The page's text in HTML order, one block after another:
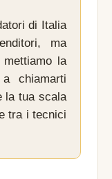
di Italia
ma
la
chiamarti
la tua scala
tra i tecnici